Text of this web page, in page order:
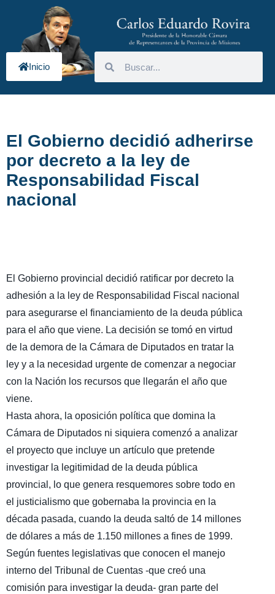
Inicio
El Gobierno decidió adherirse
por decreto a la ley de
Responsabilidad Fiscal
nacional
El Gobierno provincial decidió ratificar por decreto la
adhesión a la ley de Responsabilidad Fiscal nacional
para asegurarse el financiamiento de la deuda pública
para el año que viene. La decisión se tomó en virtud
de la demora de la Cámara de Diputados en tratar la
ley y a la necesidad urgente de comenzar a negociar
con la Nación los recursos que llegarán el año que
viene.
Hasta ahora, la oposición política que domina la
Cámara de Diputados ni siquiera comenzó a analizar
el proyecto que incluye un artículo que pretende
investigar la legitimidad de la deuda pública
provincial, lo que genera resquemores sobre todo en
el justicialismo que gobernaba la provincia en la
década pasada, cuando la deuda saltó de 14 millones
de dólares a más de 1.150 millones a fines de 1999.
Según fuentes legislativas que conocen el manejo
interno del Tribunal de Cuentas -que creó una
comisión para investigar la deuda- gran parte del